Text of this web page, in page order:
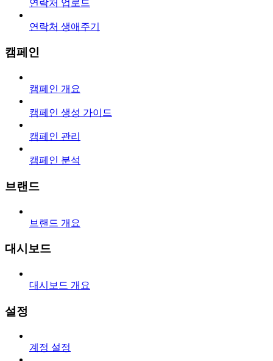
연락처 업로드
연락처 생애주기
캠페인
캠페인 개요
캠페인 생성 가이드
캠페인 관리
캠페인 분석
브랜드
브랜드 개요
대시보드
대시보드 개요
설정
계정 설정